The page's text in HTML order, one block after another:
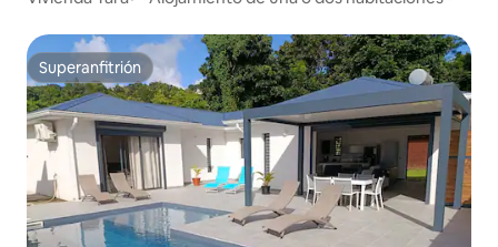
Superanfitrión
Superanfitrión